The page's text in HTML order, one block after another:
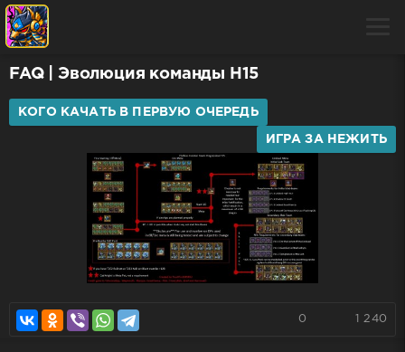
FAQ| Эволюция команды H15
КОГО КАЧАТЬ В ПЕРВУЮ ОЧЕРЕДЬ
ИГРА ЗА НЕЖИТЬ
0 1 240